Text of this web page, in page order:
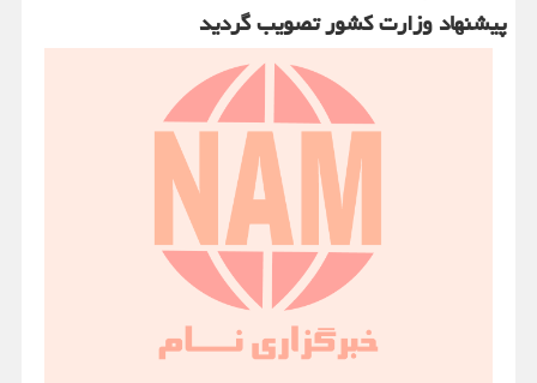
پیشنهاد وزارت كشور تصویب گردید